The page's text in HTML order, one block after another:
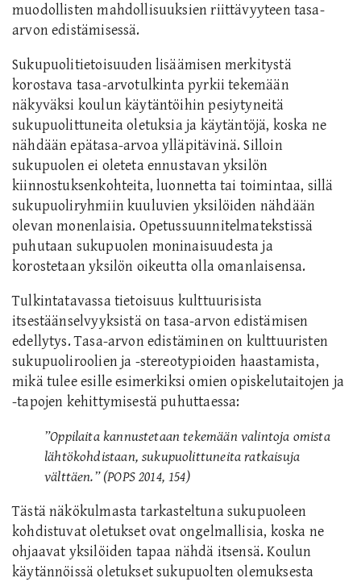
muodollisten mahdollisuuksien riittävyyteen tasa-
arvon edistämisessä.
Sukupuolitietoisuuden lisäämisen merkitystä
korostava tasa-arvotulkinta pyrkii tekemään
näkyväksi koulun käytäntöihin pesiytyneitä
sukupuolittuneita oletuksia ja käytäntöjä, koska ne
nähdään epätasa-arvoa ylläpitävinä. Silloin
sukupuolen ei oleteta ennustavan yksilön
kiinnostuksenkohteita, luonnetta tai toimintaa, sillä
sukupuoliryhmiin kuuluvien yksilöiden nähdään
olevan monenlaisia. Opetussuunnitelmatekstissä
puhutaan sukupuolen moninaisuudesta ja
korostetaan yksilön oikeutta olla omanlaisensa.
Tulkintatavassa tietoisuus kulttuurisista
itsestäänselvyyksistä on tasa-arvon edistämisen
edellytys. Tasa-arvon edistäminen on kulttuuristen
sukupuoliroolien ja -stereotypioiden haastamista,
mikä tulee esille esimerkiksi omien opiskelutaitojen ja
-tapojen kehittymisestä puhuttaessa:
”Oppilaita kannustetaan tekemään valintoja omista
lähtökohdistaan, sukupuolittuneita ratkaisuja
välttäen.” (POPS 2014, 154)
Tästä näkökulmasta tarkasteltuna sukupuoleen
kohdistuvat oletukset ovat ongelmallisia, koska ne
ohjaavat yksilöiden tapaa nähdä itsensä. Koulun
käytännöissä oletukset sukupuolten olemuksesta